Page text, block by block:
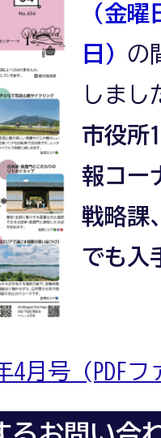
（金
日） の
しまし
市役所
報コー
戦略課
でも入
4月号 (PDF